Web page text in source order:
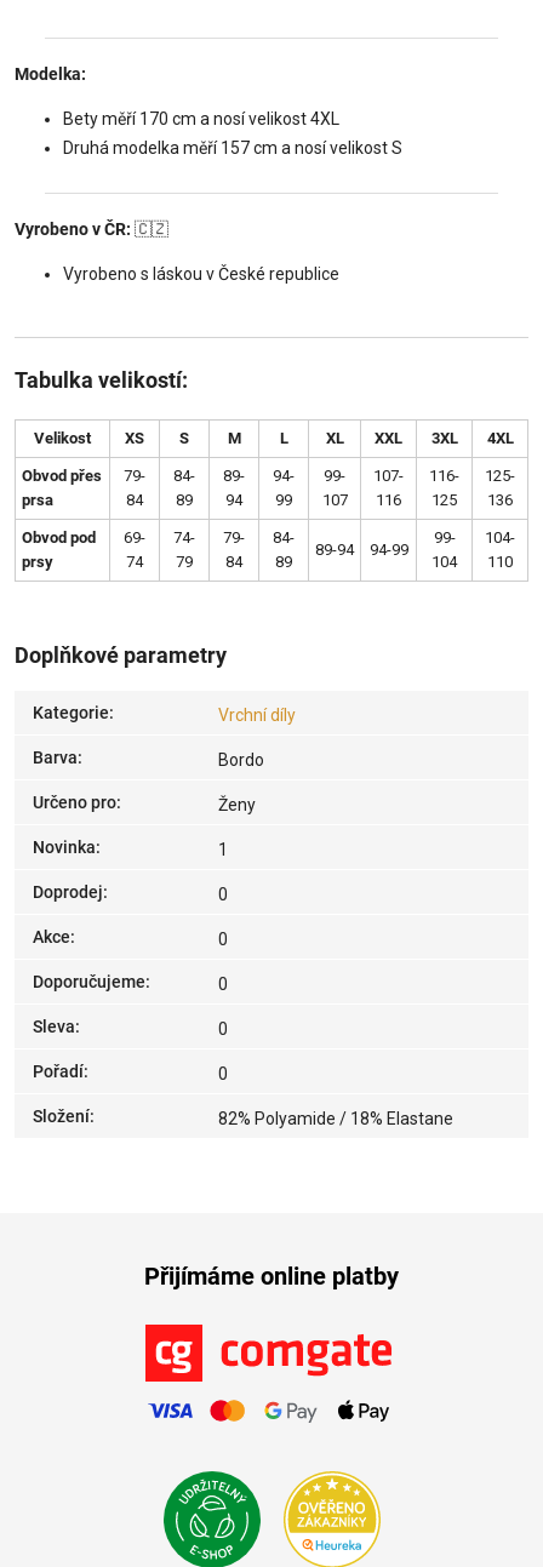
Modelka:
Bety měří 170 cm a nosí velikost 4XL
Druhá modelka měří 157 cm a nosí velikost S
Vyrobeno v ČR: 🇨🇿
Vyrobeno s láskou v České republice
Tabulka velikostí:
Velikost XS S M L XL XXL 3XL 4XL
Obvod přes
prsa
79-
84
84-
89
89-
94
94-
99
99-
107
107-
116
116-
125
125-
136
Obvod pod
prsy
69-
74
74-
79
79-
84
84-
89
89-94 94-99
99-
104
104-
110
Doplňkové parametry
Kategorie: Vrchní díly
Barva: Bordo
Určeno pro: Ženy
Novinka: 1
Doprodej: 0
Akce: 0
Doporučujeme: 0
Sleva: 0
Pořadí: 0
Složení: 82% Polyamide / 18% Elastane
Přijímáme online platby